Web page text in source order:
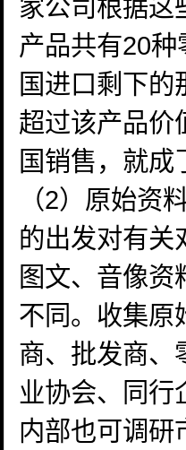
家公司根据这
产品共有20
国进口剩下的
超过该产品价
国销售，就成
（2）原始资
的出发对有关
图文、音像资
不同。收集原
商、批发商、
业协会、同行
内部也可调研